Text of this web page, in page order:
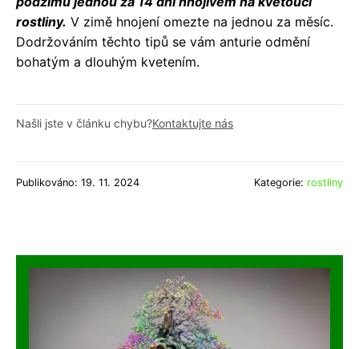
rostliny. V zimě hnojení omezte na jednou za měsíc.
Dodržováním těchto tipů se vám anturie odmění
bohatým a dlouhým kvetením.
Našli jste v článku chybu?Kontaktujte nás
Publikováno: 19. 11. 2024 Kategorie: rostliny